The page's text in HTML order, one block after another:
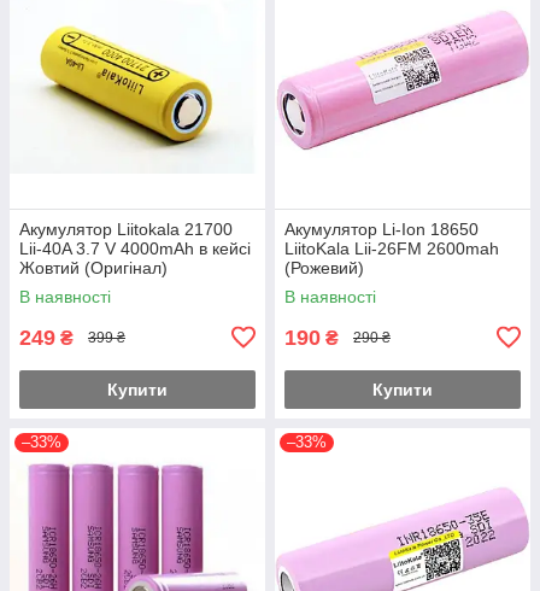
Акумулятор Liitokala 21700
Lii-40A 3.7 V 4000mAh в кейсі
Жовтий (Оригінал)
В наявності
249 ₴ 399 ₴
Купити
Акумулятор Li-Ion 18650
LiitoKala Lii-26FM 2600mah
(Рожевий)
В наявності
190 ₴ 290 ₴
Купити
–33% –33%